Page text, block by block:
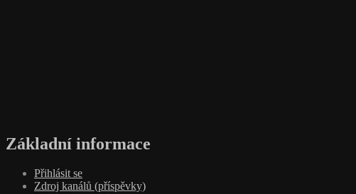
Základní informace
Přihlásit se
Zdroj kanálů (příspěvky)